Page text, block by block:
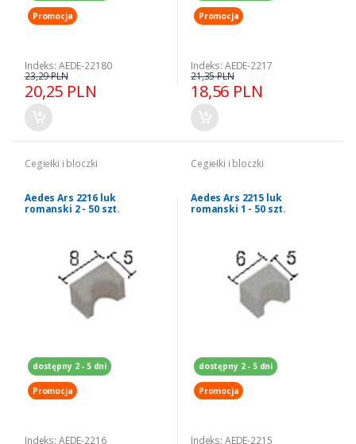
Promocja
Indeks: AEDE-22180
20,25 PLN
23,29 PLN
Promocja
Indeks: AEDE-2217
18,56 PLN
21,35 PLN
Cegiełki i bloczki
Aedes Ars 2216 luk
romanski 2 - 50 szt.
dostępny 2 - 5 dni
Promocja
Indeks: AEDE-2216
Cegiełki i bloczki
Aedes Ars 2215 luk
romanski 1 - 50 szt.
dostępny 2 - 5 dni
Promocja
Indeks: AEDE-2215